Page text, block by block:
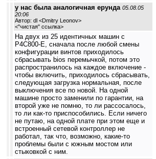
у нас была аналогичная ерунда 05.08.05
20:06
Автор: dl <Dmitry Leonov>
<"чистая" ссылка>
На двух из 25 идентичных машин с
P4C800-E, сначала после любой смены
конфигурации винтов приходилось
сбрасывать bios перемычкой, потом это
распространилось на каждое включение -
чтобы включить, приходилось сбрасывать,
следующая загрузка нормальная, после
выключения все по новой. На одной
машине просто заменили по гарантии, на
второй уже не помню, то ли рассосалось,
то ли как-то приспособились. Если ничего
не путаю, на одной плате при этом еще и
встроенный сетевой контроллер не
работал, так что, возможно, какие-то
проблемы были с южным мостом или
стыковкой с ним.